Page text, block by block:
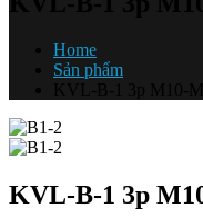
Home
Sản phẩm
KVL-B-1 3p